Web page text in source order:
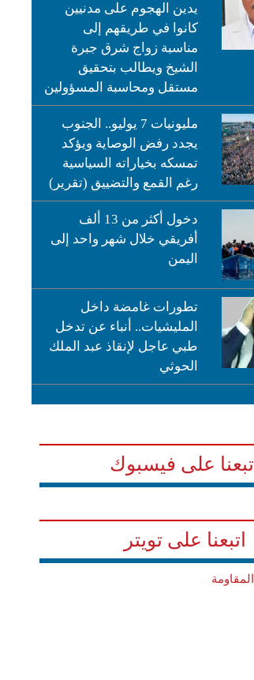
يدين الهجوم على مدنيين
كانوا في طريقهم إلى
مناسبة زواج شرق جبرة
الشيخ ويطالب بتحقيق
مستقل ومحاسبة المسؤولين
مليونيات 7 يوليو.. الجنوب
يجدد رفض الوصاية ويؤكد
تمسكه بخياراته السياسية
رغم القمع والتضييق (تقرير)
دخول أكثر من 13 ألف
أفريقي خلال شهر واحد إلى
اليمن
تطورات غامضة داخل
المليشيات.. أنباء عن تدخل
طبي عاجل لإنقاذ عبد الملك
الحوثي
اتبعنا على فيسبوك
اتبعنا على تويتر